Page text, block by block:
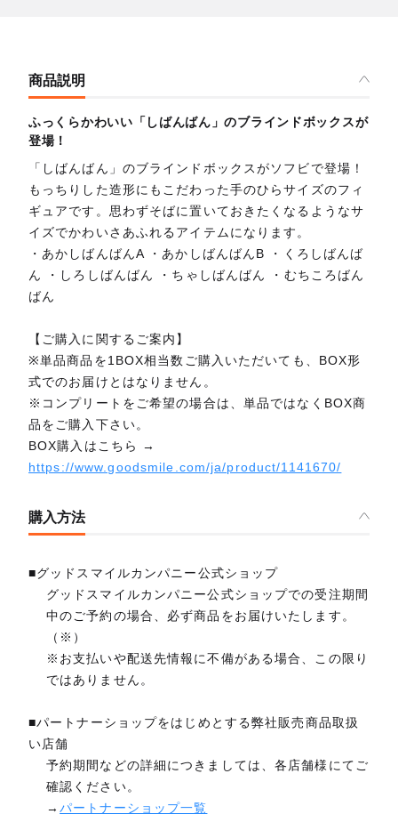
商品説明
ふっくらかわいい「しばんばん」のブラインドボックスが
登場！
「しばんばん」のブラインドボックスがソフビで登場！
もっちりした造形にもこだわった手のひらサイズのフィ
ギュアです。思わずそばに置いておきたくなるようなサ
イズでかわいさあふれるアイテムになります。
・あかしばんばんA ・あかしばんばんB ・くろしばんば
ん ・しろしばんばん ・ちゃしばんばん ・むちころばん
ばん
【ご購入に関するご案内】
※単品商品を1BOX相当数ご購入いただいても、BOX形
式でのお届けとはなりません。
※コンプリートをご希望の場合は、単品ではなくBOX商
品をご購入下さい。
BOX購入はこちら →
https://www.goodsmile.com/ja/product/1141670/
購入方法
■グッドスマイルカンパニー公式ショップ
グッドスマイルカンパニー公式ショップでの受注期間
中のご予約の場合、必ず商品をお届けいたします。
（※）
※お支払いや配送先情報に不備がある場合、この限り
ではありません。
■パートナーショップをはじめとする弊社販売商品取扱
い店舗
予約期間などの詳細につきましては、各店舗様にてご
確認ください。
→パートナーショップ一覧